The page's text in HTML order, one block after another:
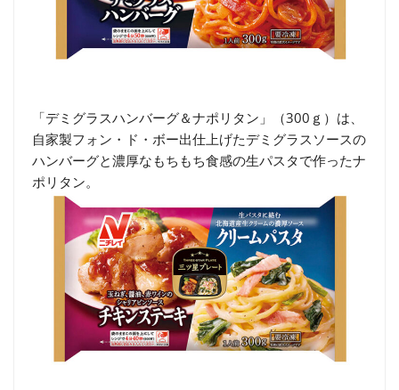
「デミグラスハンバーグ＆ナポリタン」（300ｇ）は、
自家製フォン・ド・ボー出仕上げたデミグラスソースの
ハンバーグと濃厚なもちもち食感の生パスタで作ったナ
ポリタン。